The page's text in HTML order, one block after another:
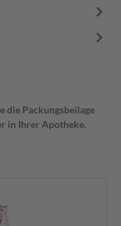
die Packungsbeilage
in Ihrer Apotheke.